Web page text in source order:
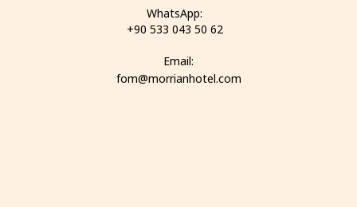
WhatsApp:
+90 533 043 50 62
Email:
fom@morrianhotel.com